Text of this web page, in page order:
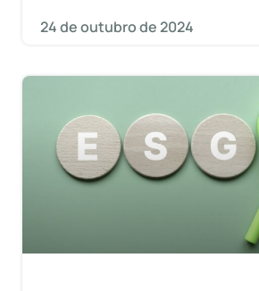
24 de outubro de 2024